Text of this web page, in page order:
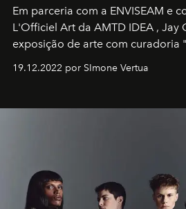
Em parceria com a ENVISEAM e
L'Officiel Art da AMTD IDEA , Jay
exposição de arte com curadoria
19.12.2022 por SImone Vertua